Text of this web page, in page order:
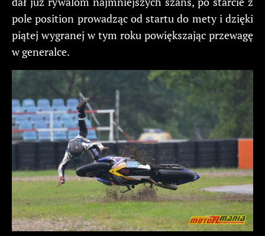
pole position prowadząc od startu do mety i dzięki
piątej wygranej w tym roku powiększając przewagę
w generalce.